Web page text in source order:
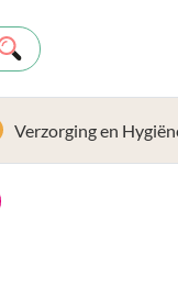
Verzorging en